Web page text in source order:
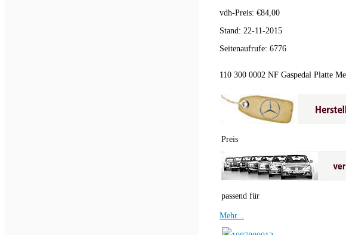
vdh-Preis: €84,00
Stand: 22-11-2015
Seitenaufrufe: 6776
110 300 0002 NF Gaspedal Platte
Preis
passend für
Mehr...